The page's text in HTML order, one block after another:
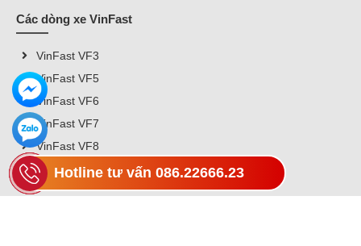
Các dòng xe VinFast
VinFast VF3
VinFast VF5
VinFast VF6
VinFast VF7
VinFast VF8
VinFast VF9
Hotline tư vấn 086.22666.23